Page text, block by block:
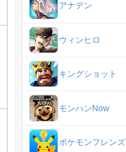
アナデン
ウィンヒロ
キングショット
モンハンNow
ポケモンフレンズ